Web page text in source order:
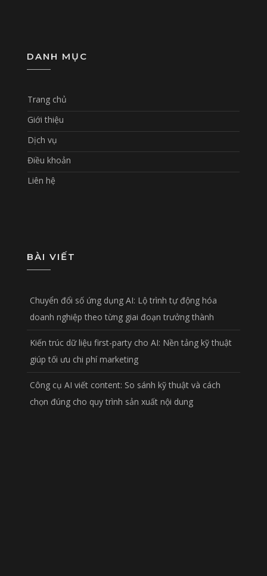
DANH MỤC
Trang chủ
Giới thiệu
Dịch vụ
Điều khoản
Liên hệ
BÀI VIẾT
Chuyển đổi số ứng dụng AI: Lộ trình tự động hóa
doanh nghiệp theo từng giai đoạn trưởng thành
Kiến trúc dữ liệu first-party cho AI: Nền tảng kỹ thuật
giúp tối ưu chi phí marketing
Công cụ AI viết content: So sánh kỹ thuật và cách
chọn đúng cho quy trình sản xuất nội dung